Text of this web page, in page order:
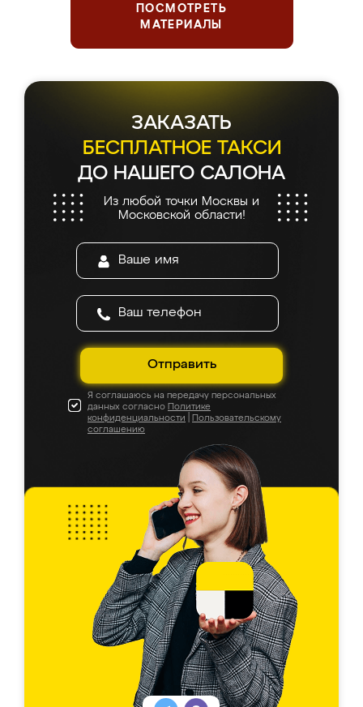
ПОСМОТРЕТЬ
МАТЕРИАЛЫ
ЗАКАЗАТЬ
БЕСПЛАТНОЕ ТАКСИ
ДО НАШЕГО САЛОНА
Из любой точки Москвы и
Московской области!
Отправить
Я соглашаюсь на передачу персональных
данных согласно Политике
конфиденциальности
Пользовательскому
соглашению